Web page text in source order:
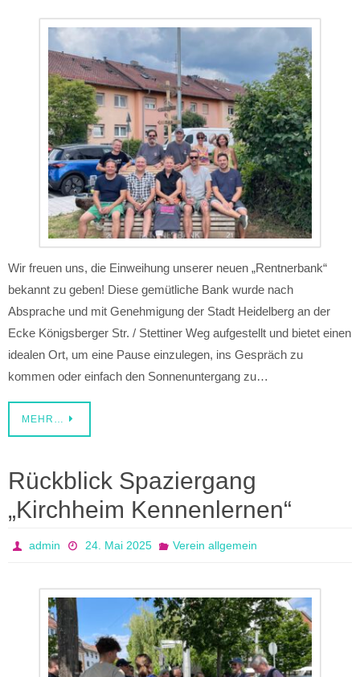
Wir freuen uns, die Einweihung unserer neuen „Rentnerbank“
bekannt zu geben! Diese gemütliche Bank wurde nach
Absprache und mit Genehmigung der Stadt Heidelberg an der
Ecke Königsberger Str. / Stettiner Weg aufgestellt und bietet einen
idealen Ort, um eine Pause einzulegen, ins Gespräch zu
kommen oder einfach den Sonnenuntergang zu…
MEHR…
Rückblick Spaziergang
„Kirchheim Kennenlernen“
admin 24. Mai 2025 Verein allgemein